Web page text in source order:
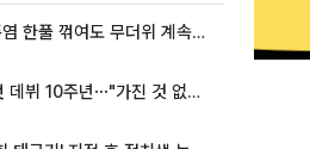
[내일 날씨] 폭염 한풀 꺾여도 무더위 계속⋯동해안 이틀 연속 비
임영웅, 어느덧 데뷔 10주년⋯"가진 것 없던 시절, 내 앞엔 20명의 팬뿐"